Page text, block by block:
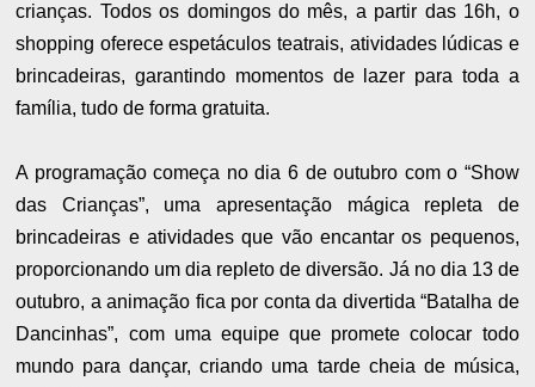
crianças. Todos os domingos do mês, a partir das 16h, o
shopping oferece espetáculos teatrais, atividades lúdicas e
brincadeiras, garantindo momentos de lazer para toda a
família, tudo de forma gratuita.
A programação começa no dia 6 de outubro com o “Show
das Crianças”, uma apresentação mágica repleta de
brincadeiras e atividades que vão encantar os pequenos,
proporcionando um dia repleto de diversão. Já no dia 13 de
outubro, a animação fica por conta da divertida “Batalha de
Dancinhas”, com uma equipe que promete colocar todo
mundo para dançar, criando uma tarde cheia de música,